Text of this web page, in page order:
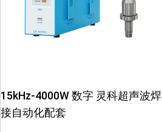
15kHz-4000W 数字 灵科超声波焊
接自动化配套
15kHz-4200W 数字 灵科超声
可长时间工作02、电箱模块化
电路设计，减少超声电信号干